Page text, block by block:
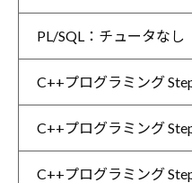
PL/SQL：チュータなし
C++プログラミング
C++プログラミング
C++プログラミング